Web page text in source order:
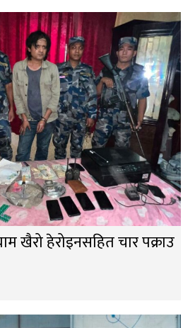
खैरो हेरोइनसहित चार पक्राउ